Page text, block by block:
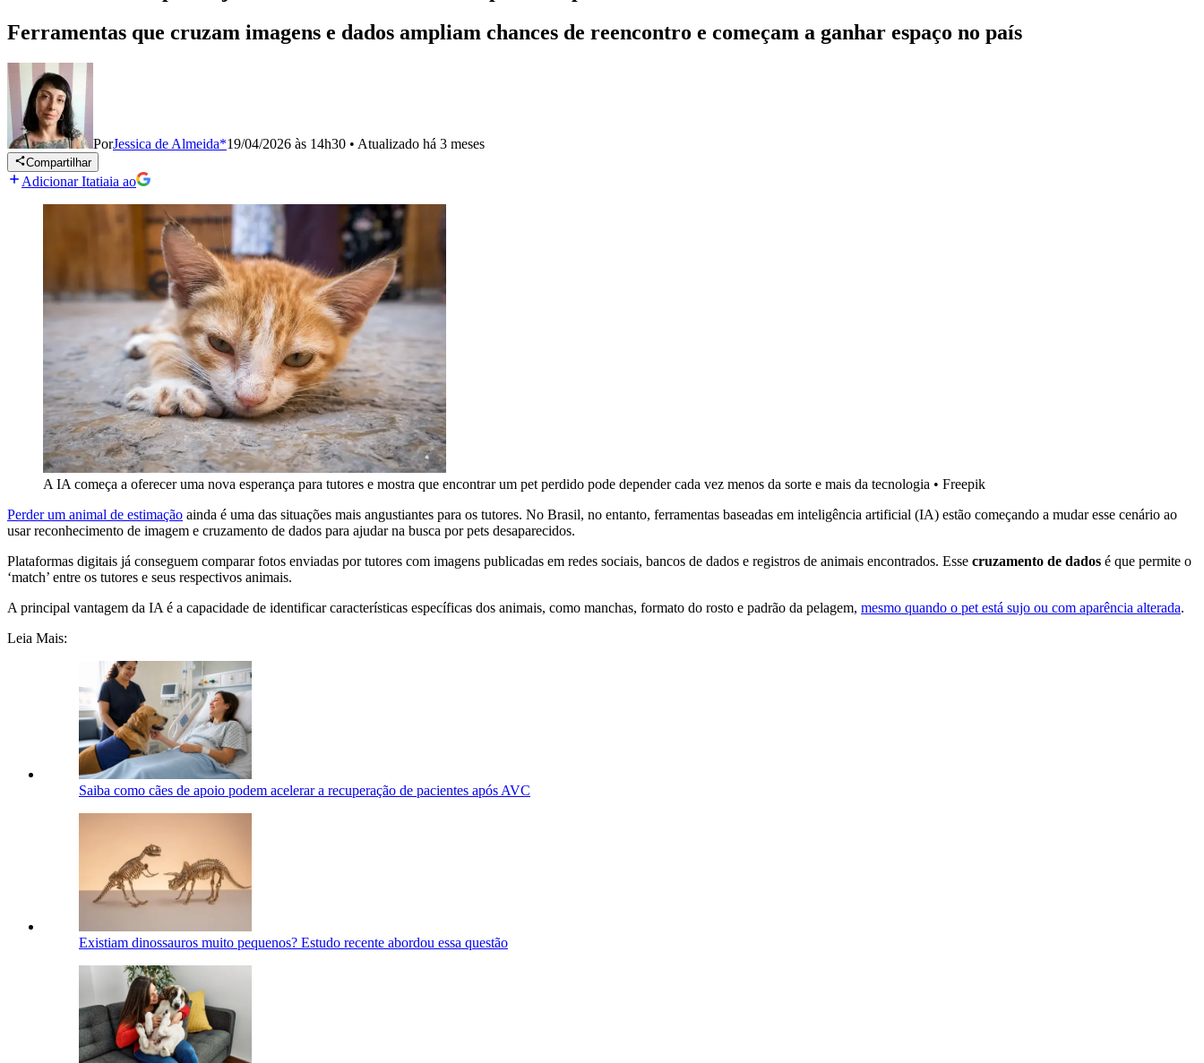
Ferramentas que cruzam imagens e dados ampliam chances de reencontro e começam a ganhar espaço no país
PorJessica de Almeida*19/04/2026 às 14h30 • Atualizado há 3 meses
Compartilhar
Adicionar Itatiaia ao
A IA começa a oferecer uma nova esperança para tutores e mostra que encontrar um pet perdido pode depender cada vez menos da sorte e mais da tecnologia • Freepik
Perder um animal de estimação ainda é uma das situações mais angustiantes para os tutores. No Brasil, no entanto, ferramentas baseadas em inteligência artificial (IA) estão começando a mudar esse cenário ao
usar reconhecimento de imagem e cruzamento de dados para ajudar na busca por pets desaparecidos.
Plataformas digitais já conseguem comparar fotos enviadas por tutores com imagens publicadas em redes sociais, bancos de dados e registros de animais encontrados. Esse cruzamento de dados é que permite o
‘match’ entre os tutores e seus respectivos animais.
A principal vantagem da IA é a capacidade de identificar características específicas dos animais, como manchas, formato do rosto e padrão da pelagem, mesmo quando o pet está sujo ou com aparência alterada.
Leia Mais:
Saiba como cães de apoio podem acelerar a recuperação de pacientes após AVC
Existiam dinossauros muito pequenos? Estudo recente abordou essa questão